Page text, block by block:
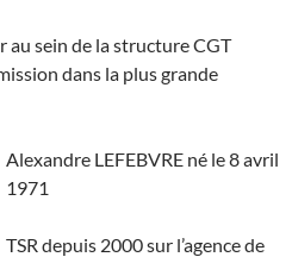
sein de la structure CGT
dans la plus grande
Alexandre LEFEBVRE né le 8 avril
1971
TSR depuis 2000 sur l’agence de